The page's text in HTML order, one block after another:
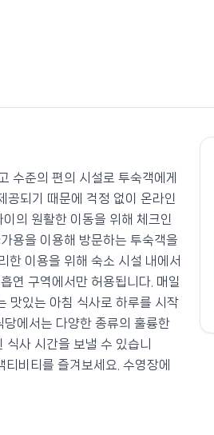
준의 편의 시설로 투숙객에게
되기 때문에 걱정 없이 온라인
의 원활한 이동을 위해 체크인
용을 이용해 방문하는 투숙객을
한 이용을 위해 숙소 시설 내에서
연 구역에서만 허용됩니다. 매일
있는 아침 식사로 하루를 시작
에서는 다양한 종류의 훌륭한
사 시간을 보낼 수 있습니
티를 즐겨보세요. 수영장에